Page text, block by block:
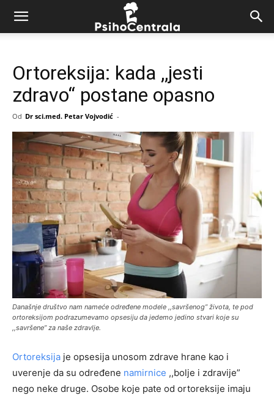
Ortoreksija: kada ,,jesti
zdravo“ postane opasno
Od Dr sci.med. Petar Vojvodić -
Današnje društvo nam nameće određene modele ,,savršenog” života, te pod
ortoreksijom podrazumevamo opsesiju da jedemo jedino stvari koje su
,,savršene” za naše zdravlje.
Ortoreksija je opsesija unosom zdrave hrane kao i
uverenje da su određene namirnice ,,bolje i zdravije”
nego neke druge. Osobe koje pate od ortoreksije imaju